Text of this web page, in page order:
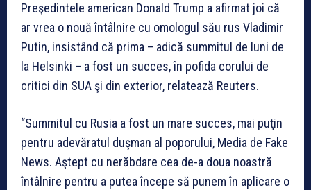
Preşedintele american Donald Trump a afirmat joi că
ar vrea o nouă întâlnire cu omologul său rus Vladimir
Putin, insistând că prima – adică summitul de luni de
la Helsinki – a fost un succes, în pofida corului de
critici din SUA şi din exterior, relatează Reuters.
“Summitul cu Rusia a fost un mare succes, mai puţin
pentru adevăratul duşman al poporului, Media de Fake
News. Aştept cu nerăbdare cea de-a doua noastră
întâlnire pentru a putea începe să punem în aplicare o